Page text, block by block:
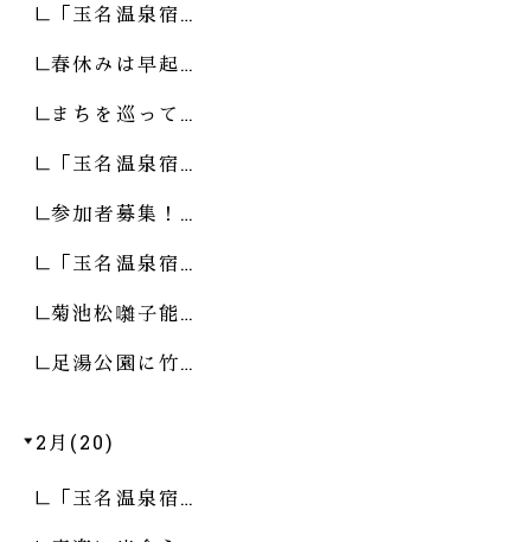
「玉名温泉宿…
春休みは早起…
まちを巡って…
「玉名温泉宿…
参加者募集！…
「玉名温泉宿…
菊池松囃子能…
足湯公園に竹…
2月(20)
「玉名温泉宿…